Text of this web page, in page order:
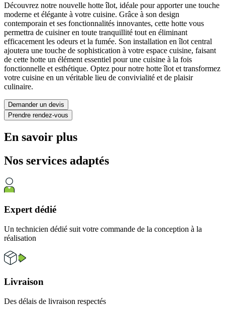
Découvrez notre nouvelle hotte îlot, idéale pour apporter une touche
moderne et élégante à votre cuisine. Grâce à son design
contemporain et ses fonctionnalités innovantes, cette hotte vous
permettra de cuisiner en toute tranquillité tout en éliminant
efficacement les odeurs et la fumée. Son installation en îlot central
ajoutera une touche de sophistication à votre espace cuisine, faisant
de cette hotte un élément essentiel pour une cuisine à la fois
fonctionnelle et esthétique. Optez pour notre hotte îlot et transformez
votre cuisine en un véritable lieu de convivialité et de plaisir
culinaire.
Demander un devis
Prendre rendez-vous
En savoir plus
Nos services adaptés
Expert dédié
Un technicien dédié suit votre commande de la conception à la
réalisation
Livraison
Des délais de livraison respectés